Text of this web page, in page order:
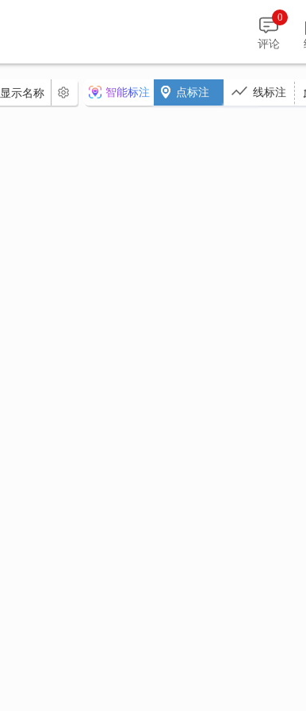
评论
0
显示名称 智能标注 点标注 线标注